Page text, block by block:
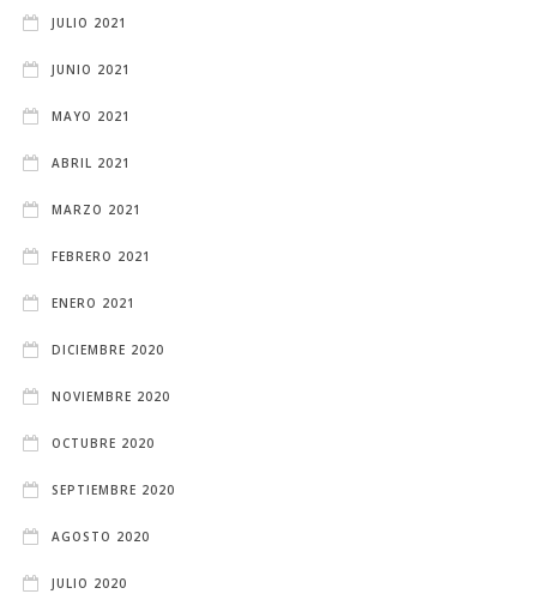
JULIO 2021
JUNIO 2021
MAYO 2021
ABRIL 2021
MARZO 2021
FEBRERO 2021
ENERO 2021
DICIEMBRE 2020
NOVIEMBRE 2020
OCTUBRE 2020
SEPTIEMBRE 2020
AGOSTO 2020
JULIO 2020